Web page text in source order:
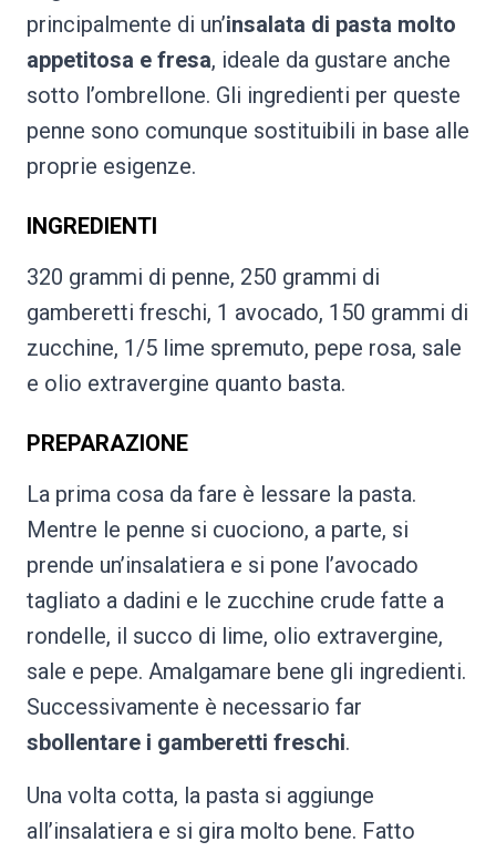
principalmente di un’insalata di pasta molto
appetitosa e fresa, ideale da gustare anche
sotto l’ombrellone. Gli ingredienti per queste
penne sono comunque sostituibili in base alle
proprie esigenze.
INGREDIENTI
320 grammi di penne, 250 grammi di
gamberetti freschi, 1 avocado, 150 grammi di
zucchine, 1/5 lime spremuto, pepe rosa, sale
e olio extravergine quanto basta.
PREPARAZIONE
La prima cosa da fare è lessare la pasta.
Mentre le penne si cuociono, a parte, si
prende un’insalatiera e si pone l’avocado
tagliato a dadini e le zucchine crude fatte a
rondelle, il succo di lime, olio extravergine,
sale e pepe. Amalgamare bene gli ingredienti.
Successivamente è necessario far
sbollentare i gamberetti freschi.
Una volta cotta, la pasta si aggiunge
all’insalatiera e si gira molto bene. Fatto